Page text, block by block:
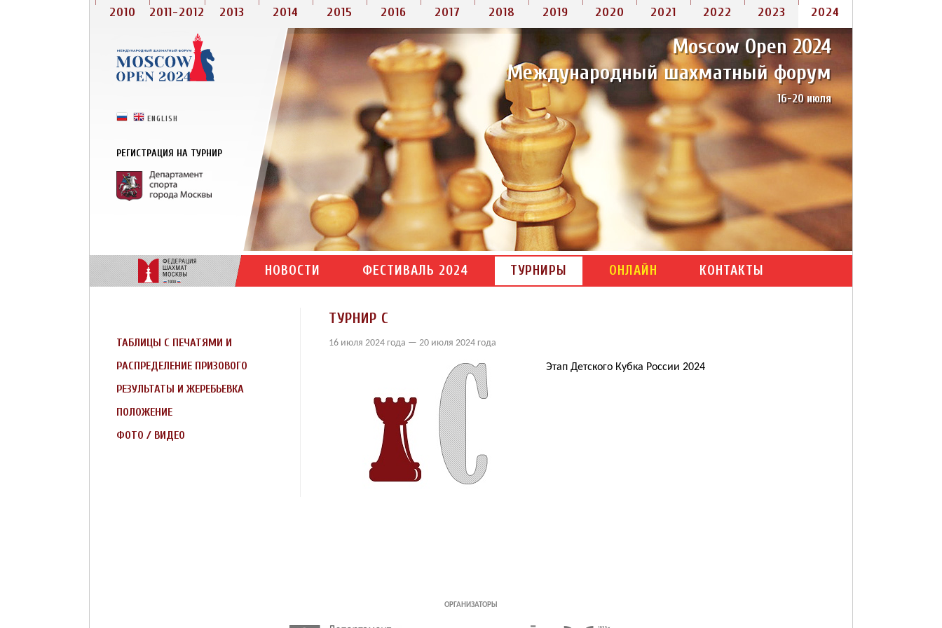
2024
2023
2022
2021
2020
2019
2018
2017
2016
2015
2014
2013
2011-2012
2010
2009
2008
2005-2007
Moscow Open 2024
Международный шахматный форум
16-20 июля
РУССКИЙENGLISH
РЕГИСТРАЦИЯ НА ТУРНИР
НОВОСТИ ФЕСТИВАЛЬ 2024 ТУРНИРЫ ОНЛАЙН КОНТАКТЫ
ТАБЛИЦЫ С ПЕЧАТЯМИ И
ТУРНИРНЫЕ СПРАВКИ
РАСПРЕДЕЛЕНИЕ ПРИЗОВОГО
ФОНДА
РЕЗУЛЬТАТЫ И ЖЕРЕБЬЕВКА
ПОЛОЖЕНИЕ
ФОТО / ВИДЕО
ТУРНИР C
16 июля 2024 года — 20 июля 2024 года
Этап Детского Кубка России 2024
Организаторы